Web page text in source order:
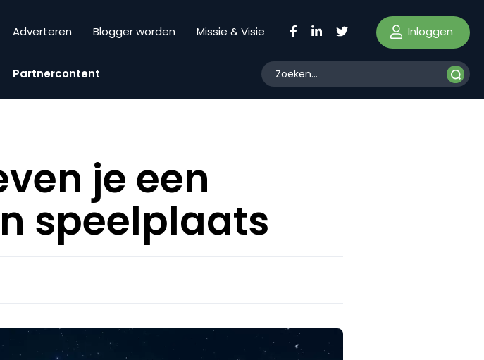
Adverteren Blogger worden Missie & Visie Inloggen
Partnercontent
je een
speelplaats